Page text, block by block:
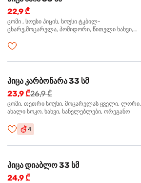
22,9 ₾
ცომი , სოუსი პიცის, სოუსი ტკბილ-
ცხარე,მოცარელა, პომიდორი, წითელი ხახვი,
სეზამის მარცვლის ნაზავი, ქინძი, ორეგანო
პიცა კარბონარა 33 სმ
23,9 ₾26,9 ₾
ცომი, თეთრი სოუსი, მოცარელას ყველი, ლორი,
ახალი სოკო, ხახვი, სანელებლები, ორეგანო
4
პიცა დიაბლო 33 სმ
24,9 ₾